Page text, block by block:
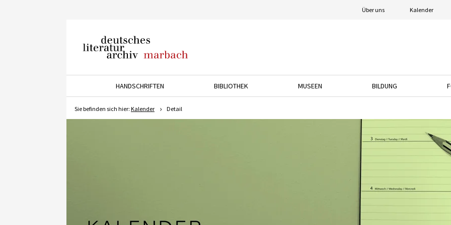
Über uns Kalender
Marbach
HANDSCHRIFTEN
BIBLIOTHEK
MUSEEN
BILDUNG
Sie befinden sich hier: Kalender Detail